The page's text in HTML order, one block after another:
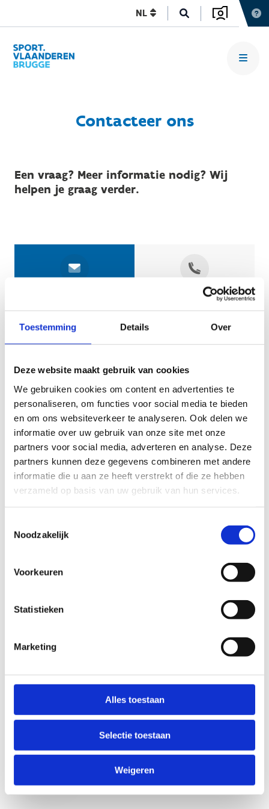
Toestemming Details Over
Deze website maakt gebruik van cookies
We gebruiken cookies om content en advertenties te
personaliseren, om functies voor social media te bieden
en om ons websiteverkeer te analyseren. Ook delen we
informatie over uw gebruik van onze site met onze
partners voor social media, adverteren en analyse. Deze
partners kunnen deze gegevens combineren met andere
informatie die u aan ze heeft verstrekt of die ze hebben
verzameld op basis van uw gebruik van hun services.
Noodzakelijk
Voorkeuren
Statistieken
Marketing
Alles toestaan
Selectie toestaan
Weigeren
NL
Contacteer ons
Een vraag? Meer informatie nodig? Wij
helpen je graag verder.
Geef aan tot welk domein jouw vraag behoort
KIES EEN DOMEIN
Jouw vraag
Anti-Robot Verification
Click to start verification
Verzend